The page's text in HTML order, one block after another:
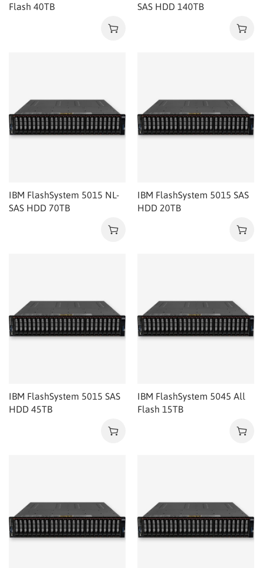
Flash 40TB
SAS HDD 140TB
IBM FlashSystem 5015 NL-
SAS HDD 70TB
IBM FlashSystem 5015 SAS
HDD 20TB
IBM FlashSystem 5015 SAS
HDD 45TB
IBM FlashSystem 5045 All
Flash 15TB